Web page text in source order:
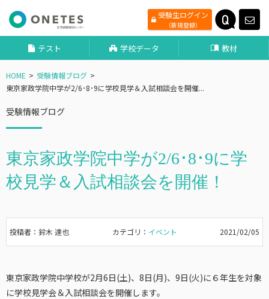
受験生ログイン
（新規登録）
テスト 学校データ 教材
HOME
受験情報ブログ
東京家政学院中学が2/6･8･9に学校見学＆入試相談会を開催...
受験情報ブログ
東京家政学院中学が2/6･8･9に学
校見学＆入試相談会を開催！
投稿者：鈴木 達也 カテゴリ： イベント 2021/02/05
東京家政学院中学校が2月6日(土)、8日(月)、9日(火)に６年生を対象
に学校見学会＆入試相談会を開催します。